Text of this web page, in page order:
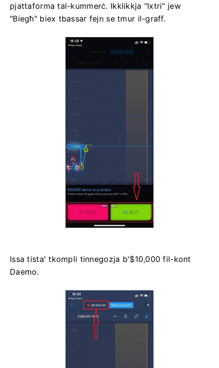
pjattaforma tal-kummerċ. Ikklikkja "Ixtri" jew
"Biegħ" biex tbassar fejn se tmur il-graff.
Issa tista' tkompli tinnegozja b'$10,000 fil-kont
Daemo.